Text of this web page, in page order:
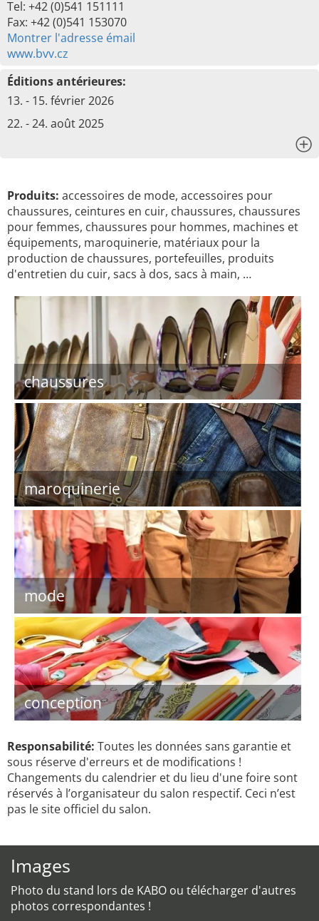
Tel: +42 (0)541 151111
Fax: +42 (0)541 153070
Montrer l'adresse émail
www.bvv.cz
Éditions antérieures:
13. - 15. février 2026
22. - 24. août 2025
Produits: accessoires de mode, accessoires pour
chaussures, ceintures en cuir, chaussures, chaussures
pour femmes, chaussures pour hommes, machines et
équipements, maroquinerie, matériaux pour la
production de chaussures, portefeuilles, produits
d'entretien du cuir, sacs à dos, sacs à main, …
chaussures
maroquinerie
mode
conception
Responsabilité: Toutes les données sans garantie et
sous réserve d'erreurs et de modifications !
Changements du calendrier et du lieu d'une foire sont
réservés à l’organisateur du salon respectif. Ceci n’est
pas le site officiel du salon.
Images
Photo du stand lors de KABO ou télécharger d'autres
photos correspondantes !